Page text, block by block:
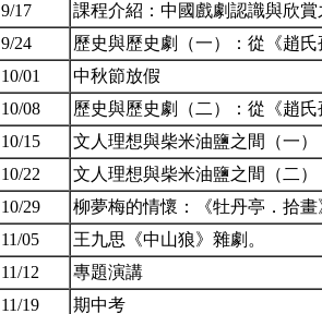
9/17
課程介紹：中國戲劇認識與欣賞
9/24
歷史與歷史劇（一）：從《趙
10/01
中秋節放假
10/08
歷史與歷史劇（二）：從《趙
10/15
文人理想與柴米油鹽之間（一
10/22
文人理想與柴米油鹽之間（二
10/29
柳夢梅的情懷：《牡丹亭．拾
11/05
王九思《中山狼》雜劇。
11/12
專題演講
11/19
期中考